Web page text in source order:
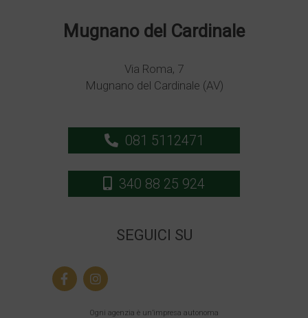
Mugnano del Cardinale
Via Roma, 7
Mugnano del Cardinale (AV)
081 5112471
340 88 25 924
SEGUICI SU
Ogni agenzia è un’impresa autonoma